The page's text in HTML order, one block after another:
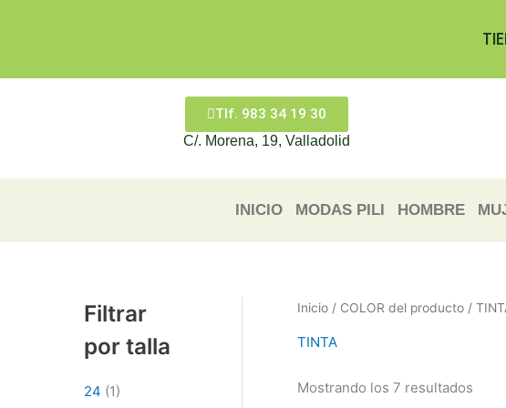
Tlf. 983 34 19 30
C/. Morena, 19, Valladolid
INICIO MODAS PILI HOMBRE
Filtrar
por talla
24 (1)
Inicio / COLOR del producto /
TINTA
Mostrando los 7 resultados
los